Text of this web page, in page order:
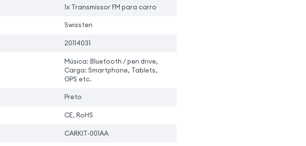
1x Transmissor FM para carro
Swissten
20114031
Música: Bluetooth / pen drive,
Carga: Smartphone, Tablets,
GPS etc.
Preto
CE, RoHS
CARKIT-001AA